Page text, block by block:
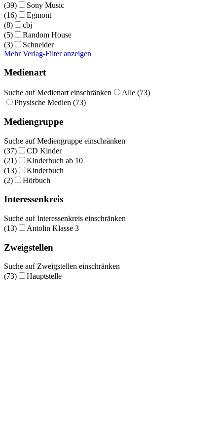
(39)
Sony Music
(16)
Egmont
(8)
cbj
(5)
Random House
(3)
Schneider
Mehr Verlag-Filter anzeigen
Medienart
Suche auf Medienart einschränken
Alle (73)
Physische Medien (73)
Mediengruppe
Suche auf Mediengruppe einschränken
(37)
CD Kinder
(21)
Kinderbuch ab 10
(13)
Kinderbuch
(2)
Hörbuch
Interessenkreis
Suche auf Interessenkreis einschränken
(13)
Antolin Klasse 3
Zweigstellen
Suche auf Zweigstellen einschränken
(73)
Hauptstelle